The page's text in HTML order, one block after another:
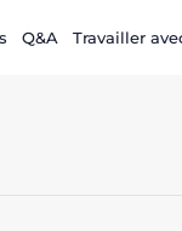
Q&A Travailler